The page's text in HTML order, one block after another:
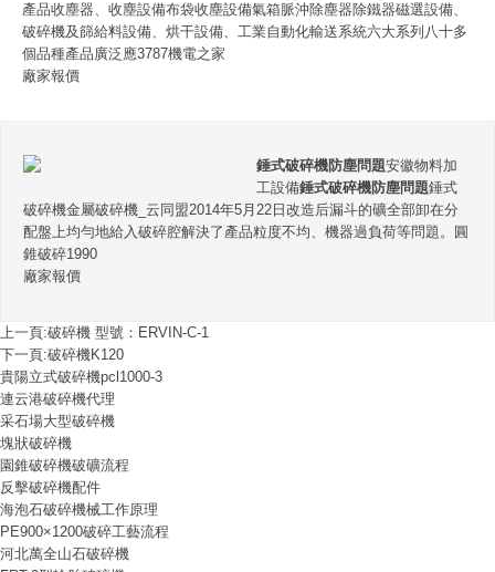
產品收塵器、收塵設備布袋收塵設備氣箱脈沖除塵器除鐵器磁選設備、
破碎機及篩給料設備、烘干設備、工業自動化輸送系統六大系列八十多
個品種產品廣泛應3787機電之家
廠家報價
錘式破碎機防塵問題安徽物料加
工設備錘式破碎機防塵問題錘式
破碎機金屬破碎機_云同盟2014年5月22日改造后漏斗的礦全部卸在分
配盤上均勻地給入破碎腔解決了產品粒度不均、機器過負荷等問題。圓
錐破碎1990
廠家報價
上一頁:破碎機 型號：ERVIN-C-1
下一頁:破碎機K120
貴陽立式破碎機pcl1000-3
連云港破碎機代理
采石場大型破碎機
塊狀破碎機
園錐破碎機破礦流程
反擊破碎機配件
海泡石破碎機械工作原理
PE900×1200破碎工藝流程
河北萬全山石破碎機